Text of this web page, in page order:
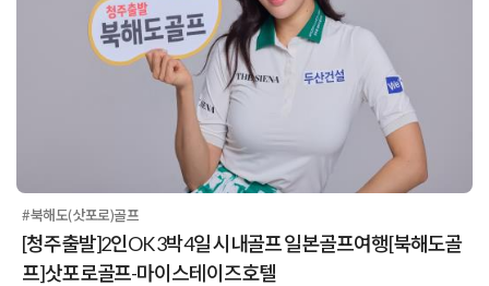
#북해도(삿포로)골프
[청주출발]2인OK 3박4일 시내골프 일본골프여행[북해도골
프]삿포로골프-마이스테이즈호텔